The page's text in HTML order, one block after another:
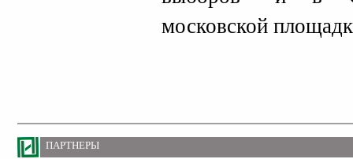
московской
ПАРТНЕРЫ